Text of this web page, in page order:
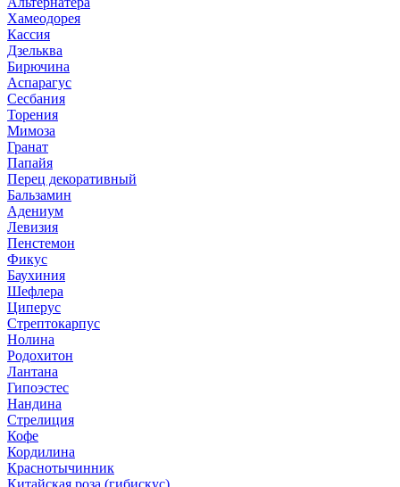
Хамеодорея
Кассия
Дзельква
Бирючина
Аспарагус
Сесбания
Торения
Мимоза
Гранат
Папайя
Перец декоративный
Бальзамин
Адениум
Левизия
Пенстемон
Фикус
Баухиния
Шефлера
Циперус
Стрептокарпус
Нолина
Родохитон
Лантана
Гипоэстес
Нандина
Стрелиция
Кофе
Кордилина
Краснотычинник
Китайская роза (гибискус)